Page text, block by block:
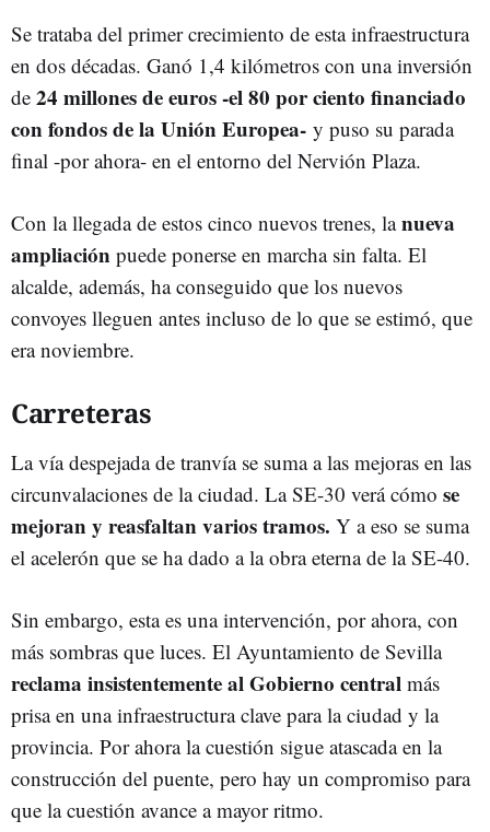
Se trataba del primer crecimiento de esta infraestructura
en dos décadas. Ganó 1,4 kilómetros con una inversión
de 24 millones de euros -el 80 por ciento financiado
con fondos de la Unión Europea- y puso su parada
final -por ahora- en el entorno del Nervión Plaza.
Con la llegada de estos cinco nuevos trenes, lanueva
ampliación puede ponerse en marcha sin falta. El
alcalde, además, ha conseguido que los nuevos
convoyes lleguen antes incluso de lo que se estimó, que
era noviembre.
Carreteras
La vía despejada de tranvía se suma a las mejoras en las
circunvalaciones de la ciudad. La SE-30 verá cómo se
mejoran y reasfaltan varios tramos. Y a eso se suma
el acelerón que se ha dado a la obra eterna de la SE-40.
Sin embargo, esta es una intervención, por ahora, con
más sombras que luces. El Ayuntamiento de Sevilla
reclama insistentemente al Gobierno central más
prisa en una infraestructura clave para la ciudad y la
provincia. Por ahora la cuestión sigue atascada en la
construcción del puente, pero hay un compromiso para
que la cuestión avance a mayor ritmo.